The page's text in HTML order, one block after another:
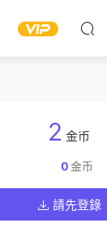
2 金币
0金币
請先登錄